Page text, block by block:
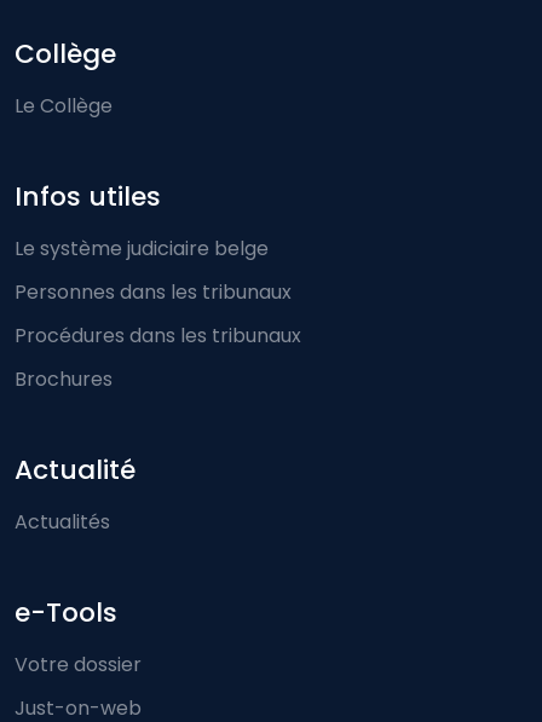
Collège
Le Collège
Infos utiles
Le système judiciaire belge
Personnes dans les tribunaux
Procédures dans les tribunaux
Brochures
Actualité
Actualités
e-Tools
Votre dossier
Just-on-web